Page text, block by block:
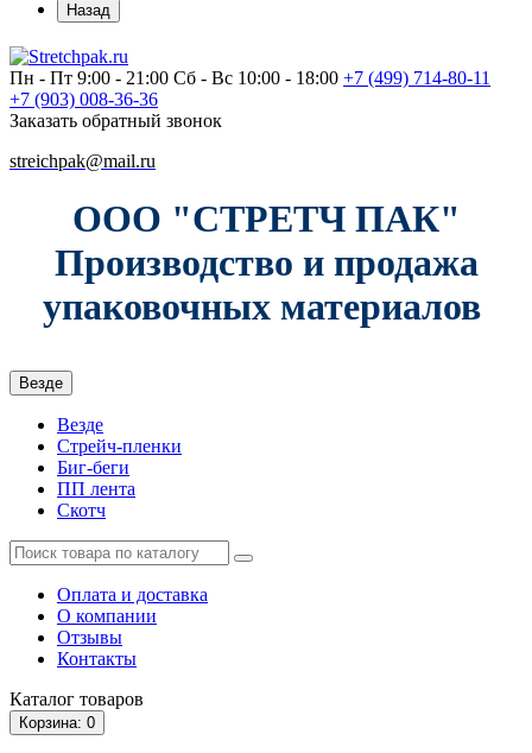
Назад
Пн - Пт 9:00 - 21:00 Сб - Вс 10:00 - 18:00 +7 (499) 714-80-11
+7 (903) 008-36-36
Заказать обратный звонок
streichpak@mail.ru
ООО "СТРЕТЧ ПАК"
Производство и продажа
упаковочных материалов
Везде
Везде
Стрейч-пленки
Биг-беги
ПП лента
Скотч
Оплата и доставка
О компании
Отзывы
Контакты
Каталог товаров
Корзина: 0